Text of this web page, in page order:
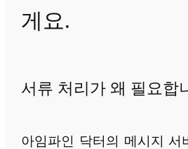
게요.
서류 처리가 왜 필요합
아임파인 닥터의 메시지 서